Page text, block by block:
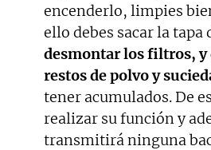
encenderlo, limpies
ello debes sacar la tapa
desmontar los filtros,
restos de polvo y
tener acumulados. De
realizar su función y
transmitirá ninguna